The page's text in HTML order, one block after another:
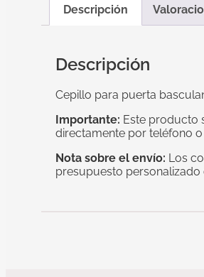
Descripción
Descripción
Cepillo para puerta
Importante: Este producto
directamente por teléfono
Nota sobre el envío: Los
presupuesto personalizado